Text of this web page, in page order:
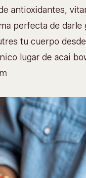
antioxidantes,
perfecta de darle
tu cuerpo
lugar de acai